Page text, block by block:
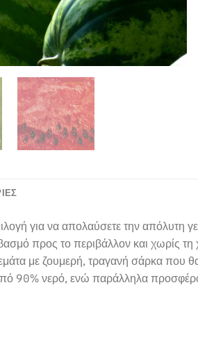
για να απολαύσετε την απόλυτη
προς το περιβάλλον και χωρίς
με ζουμερή, τραγανή σάρκα που
90% νερό, ενώ παράλληλα